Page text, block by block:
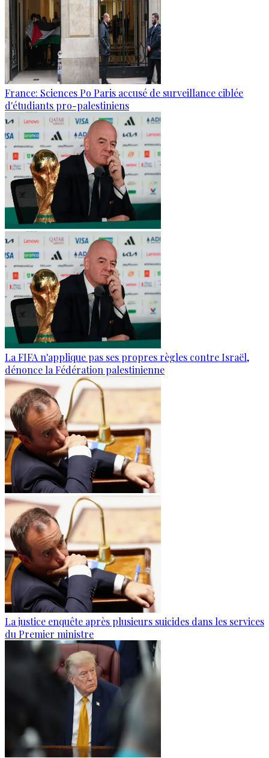
France: Sciences Po Paris accusé de surveillance ciblée
d'étudiants pro-palestiniens
La FIFA n'applique pas ses propres règles contre Israël,
dénonce la Fédération palestinienne
La justice enquête après plusieurs suicides dans les services
du Premier ministre